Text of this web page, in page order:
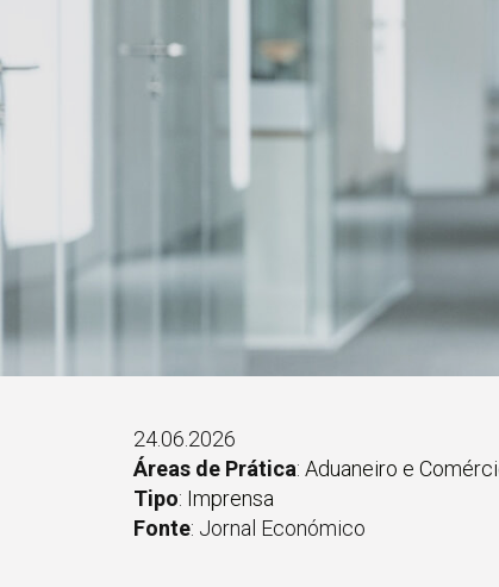
24.06.2026
Áreas de Prática: Aduaneiro e
Tipo: Imprensa
Fonte: Jornal Económico